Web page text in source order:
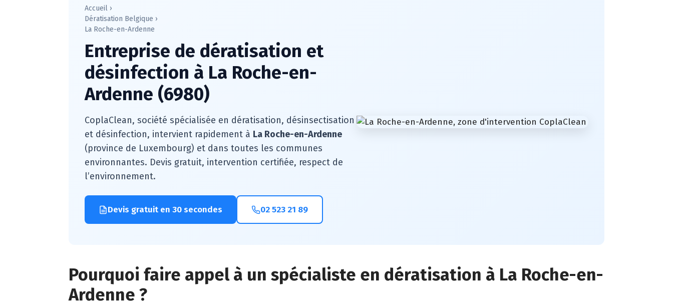
Accueil ›
Dératisation Belgique ›
La Roche-en-Ardenne
Entreprise de dératisation et
désinfection à La Roche-en-
Ardenne (6980)
CoplaClean, société spécialisée en dératisation, désinsectisation
et désinfection, intervient rapidement à La Roche-en-Ardenne
(province de Luxembourg) et dans toutes les communes
environnantes. Devis gratuit, intervention certifiée, respect de
l’environnement.
Devis gratuit en 30 secondes 02 523 21 89
Pourquoi faire appel à un spécialiste en dératisation à La Roche-en-
Ardenne ?